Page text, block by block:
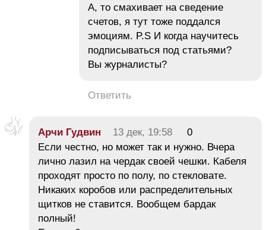
А, то смахивает на сведение
счетов, я тут тоже поддался
эмоциям. P.S И когда научитесь
подписываться под статьями?
Вы журналисты?
Ответить
Арчи Гудвин 13 дек, 19:58
0
Если честно, но может так и нужно. Вчера
лично лазил на чердак своей чешки. Кабеля
проходят просто по полу, по стекловате.
Никаких коробов или распределительных
щитков не ставится. Вообщем бардак
полный!